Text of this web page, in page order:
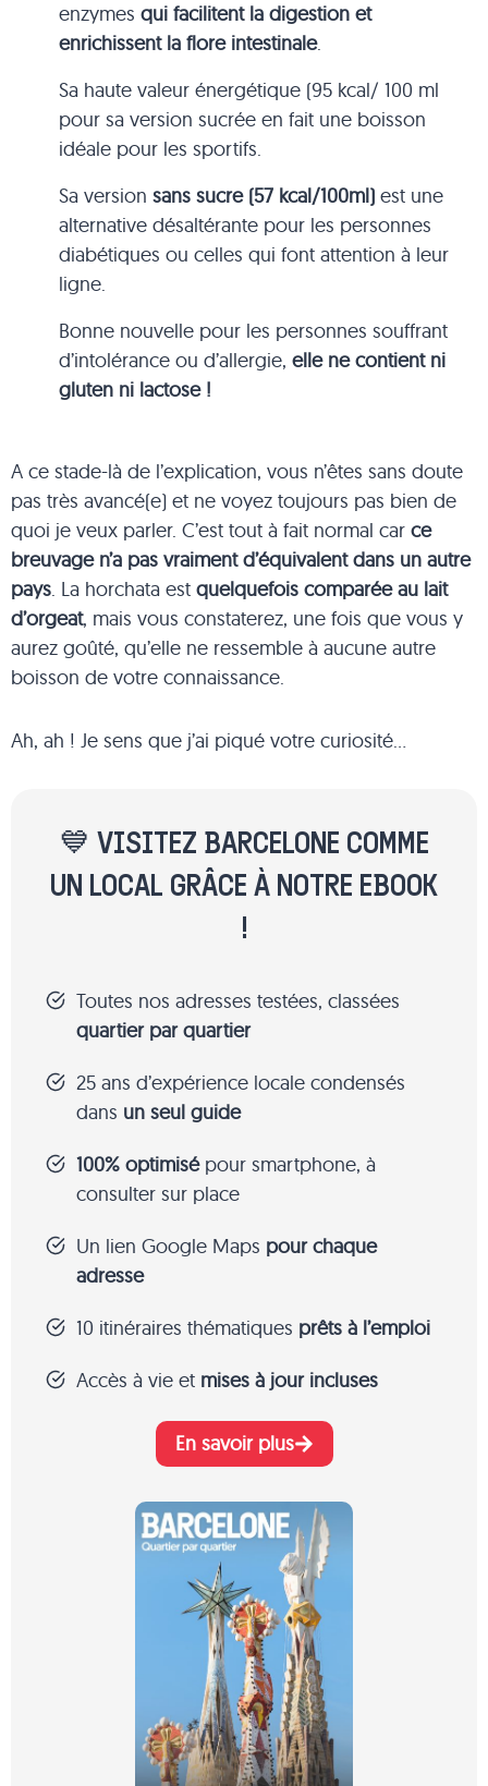
enzymesqui facilitent la digestion et
enrichissent la flore intestinale.
Sa haute valeur énergétique (95 kcal/ 100 ml
pour sa version sucrée en fait une boisson
idéale pour les sportifs.
Sa versionsans sucre (57 kcal/100ml) est une
alternative désaltérante pour les personnes
diabétiques ou celles qui font attention à leur
ligne.
Bonne nouvelle pour les personnes souffrant
d’intolérance ou d’allergie,elle ne contient ni
gluten ni lactose !
A ce stade-là de l’explication, vous n’êtes sans doute
pas très avancé(e) et ne voyez toujours pas bien de
quoi je veux parler. C’est tout à fait normal car ce
breuvage n’a pas vraiment d’équivalent dans un autre
pays. La horchata est quelquefois comparée au lait
d’orgeat, mais vous constaterez, une fois que vous y
aurez goûté, qu’elle ne ressemble à aucune autre
boisson de votre connaissance.
Ah, ah ! Je sens que j’ai piqué votre curiosité…
💙 VISITEZ BARCELONE COMME
UN LOCAL GRÂCE À NOTRE EBOOK
!
Toutes nos adresses testées, classées
quartier par quartier
25 ans d’expérience locale condensés
dans un seul guide
100% optimisépour smartphone, à
consulter sur place
Un lien Google Maps pour chaque
adresse
10 itinéraires thématiques prêts à l’emploi
Accès à vie et mises à jour incluses
En savoir plus